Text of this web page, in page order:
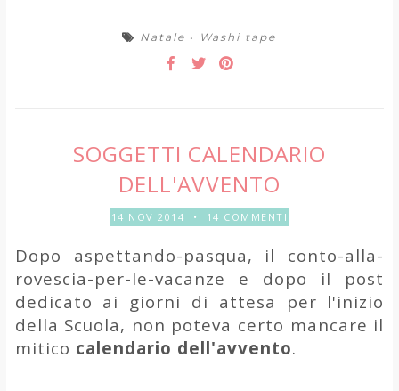
Natale • Washi tape
SOGGETTI CALENDARIO
DELL'AVVENTO
14 NOV 2014 • 14 COMMENTI
Dopo aspettando-pasqua, il conto-alla-
rovescia-per-le-vacanze e dopo il post
dedicato ai giorni di attesa per l'inizio
della Scuola, non poteva certo mancare il
mitico calendario dell'avvento.